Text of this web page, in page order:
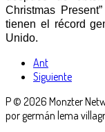
Christmas
tienen el récord
Unido.
Ant
Siguiente
P © 2026 Monzter
por germán lema